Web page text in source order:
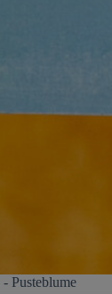
- Pusteblume